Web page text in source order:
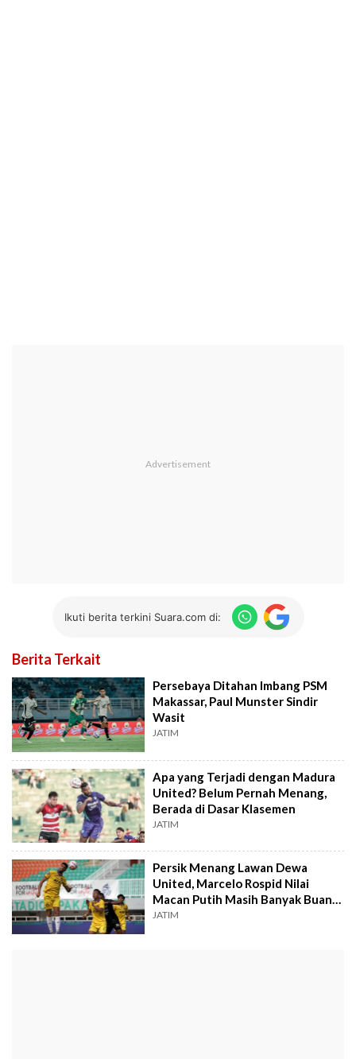
Ikuti berita terkini Suara.com di:
Berita Terkait
Persebaya Ditahan Imbang PSM
Makassar, Paul Munster Sindir
Wasit
JATIM
Apa yang Terjadi dengan Madura
United? Belum Pernah Menang,
Berada di Dasar Klasemen
JATIM
Persik Menang Lawan Dewa
United, Marcelo Rospid Nilai
Macan Putih Masih Banyak Buang
Peluang
JATIM